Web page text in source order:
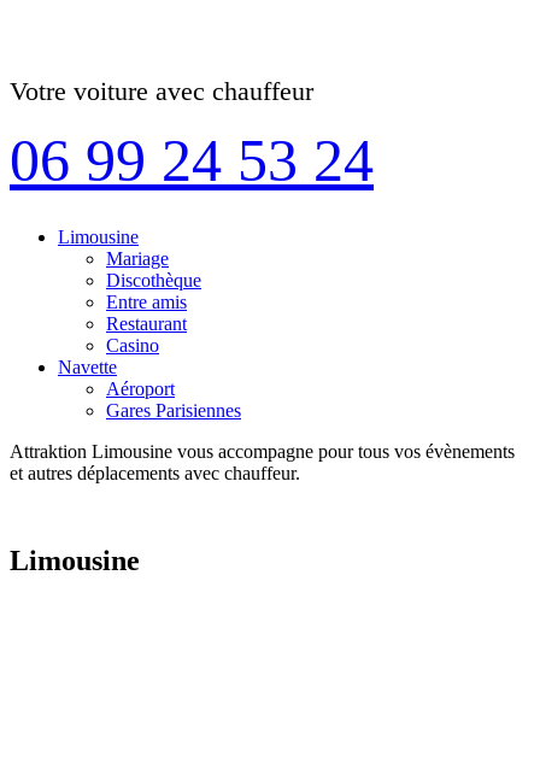
Votre voiture avec chauffeur
06 99 24 53 24
Limousine
Mariage
Discothèque
Entre amis
Restaurant
Casino
Navette
Aéroport
Gares Parisiennes
Attraktion Limousine vous accompagne pour tous vos évènements
et autres déplacements avec chauffeur.
Limousine